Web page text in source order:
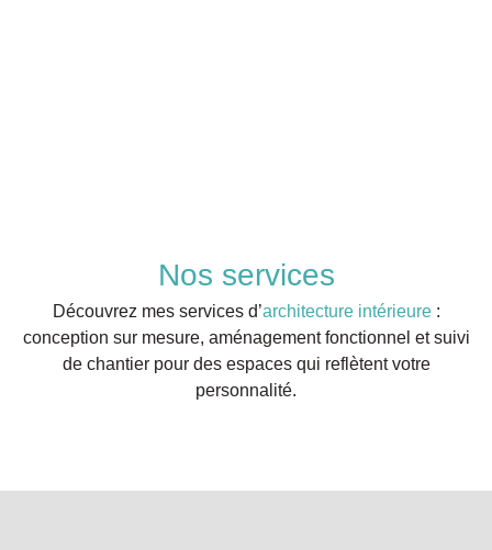
Nos services
Découvrez mes services d’architecture intérieure:
conception sur mesure, aménagement fonctionnel et suivi
de chantier pour des espaces qui reflètent votre
personnalité.